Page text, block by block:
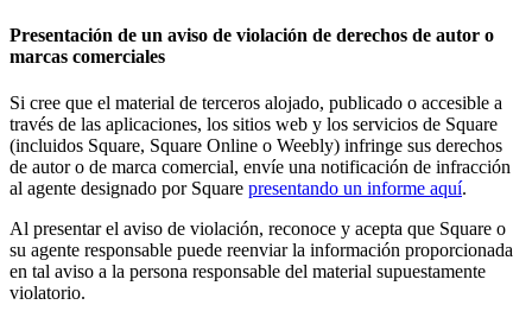
Acepta pagos
Administra pedidos desde un solo lugar
Haz que tus clientes regresen
Haz crecer tu negocio
Programa y paga a tu equipo
Administra tu flujo de caja
Mejora las operaciones
Descubrir
Presentación de un aviso de violación de derechos de autor o
marcas comerciales
Si cree que el material de terceros alojado, publicado o accesible a
través de las aplicaciones, los sitios web y los servicios de Square
(incluidos Square, Square Online o Weebly) infringe sus derechos
de autor o de marca comercial, envíe una notificación de infracción
al agente designado por Square presentando un informe aquí.
Al presentar el aviso de violación, reconoce y acepta que Square o
su agente responsable puede reenviar la información proporcionada
en tal aviso a la persona responsable del material supuestamente
violatorio.